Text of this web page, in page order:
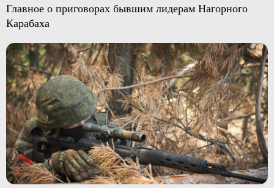
Главное о приговорах бывшим лидерам Нагорного
Карабаха